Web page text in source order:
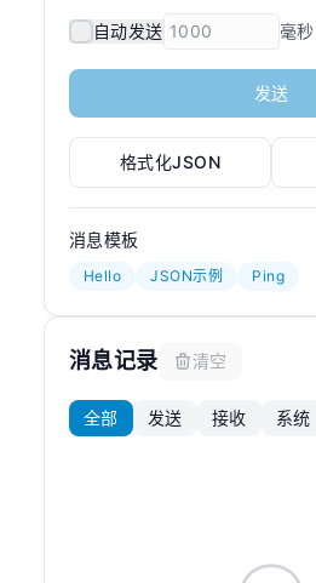
自动发送 毫秒
发送
格式化JSON
消息模板
Hello JSON示例 Ping
消息记录 清空
全部 发送 接收 系统